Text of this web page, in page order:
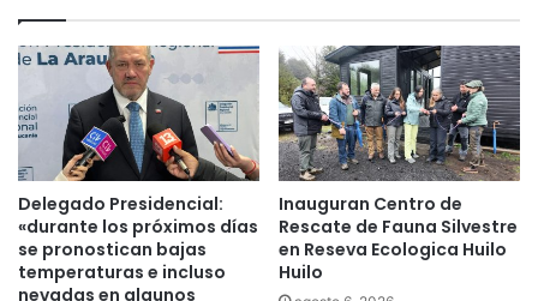
i
.
c
l
“
r
e
t
o
s
i
v
e
l
s
d
e
Delegado Presidencial:
«durante los próximos días
se pronostican bajas
temperaturas e incluso
nevadas en algunos
Inauguran Centro de
Rescate de Fauna Silvestre
en Reseva Ecologica Huilo
Huilo